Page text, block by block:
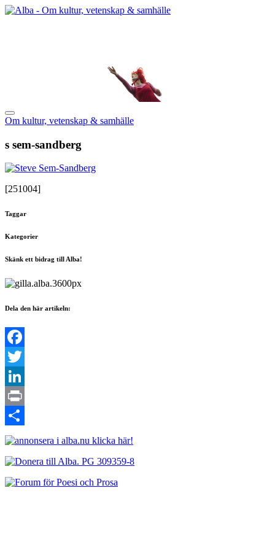
Om kultur, vetenskap & samhälle
s sem-sandberg
[251004]
Taggar
Kategorier
Skänk ett bidrag till Alba!
Dela den här artikeln:
Facebook
Twitter
LinkedIn
Print
Dela